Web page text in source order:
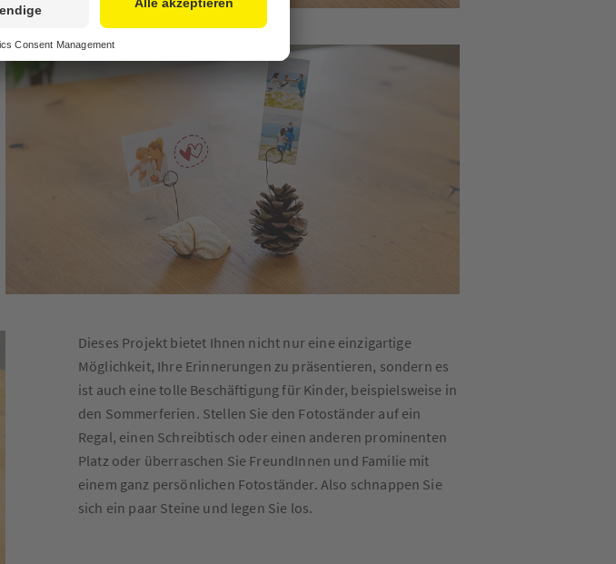
Dieses Projekt bietet Ihnen nicht nur eine einzigartige
Möglichkeit, Ihre Erinnerungen zu präsentieren, sondern es
ist auch eine tolle Beschäftigung für Kinder, beispielsweise in
den Sommerferien. Stellen Sie den Fotoständer auf ein
Regal, einen Schreibtisch oder einen anderen prominenten
Platz oder überraschen Sie FreundInnen und Familie mit
einem ganz persönlichen Fotoständer. Also schnappen Sie
sich ein paar Steine und legen Sie los.